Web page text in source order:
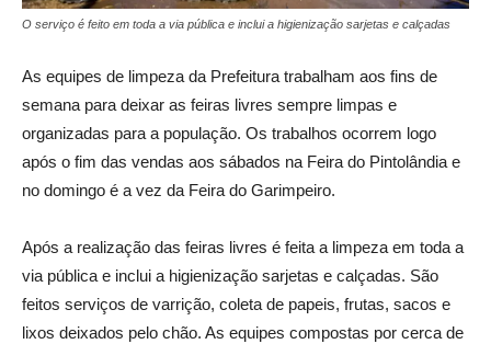
O serviço é feito em toda a via pública e inclui a higienização sarjetas e calçadas
As equipes de limpeza da Prefeitura trabalham aos fins de
semana para deixar as feiras livres sempre limpas e
organizadas para a população. Os trabalhos ocorrem logo
após o fim das vendas aos sábados na Feira do Pintolândia e
no domingo é a vez da Feira do Garimpeiro.
Após a realização das feiras livres é feita a limpeza em toda a
via pública e inclui a higienização sarjetas e calçadas. São
feitos serviços de varrição, coleta de papeis, frutas, sacos e
lixos deixados pelo chão. As equipes compostas por cerca de